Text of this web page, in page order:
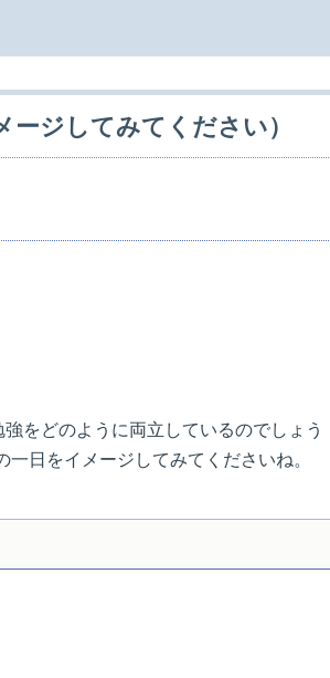
ジしてみてください）
をどのように両立しているのでしょう
日をイメージしてみてくださいね。